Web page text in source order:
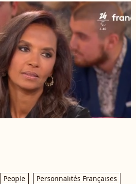
People
Personnalités Françaises